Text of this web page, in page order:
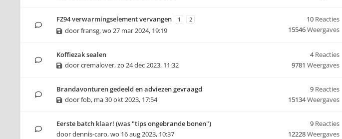
FZ94 verwarmingselement vervangen 1 2
doorfransg,wo 27 mar 2024, 19:19
10 Reacties
15546Weergaves
Koffiezak sealen
doorcremalover,zo 24 dec 2023, 11:32
4Reacties
9781 Weergaves
Brandavonturen gedeeld en adviezen gevraagd
doorfob, ma 30 okt 2023, 17:54
9 Reacties
15134Weergaves
Eerste batch klaar! (was "tips ongebrande bonen")
doordennis-caro,wo 16 aug 2023, 10:37
9 Reacties
12228Weergaves